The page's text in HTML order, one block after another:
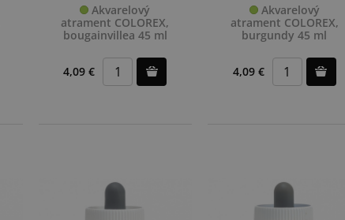
Akvarelový
atrament COLOREX,
bougainvillea 45 ml
4,09 €
Akvarelový
atrament COLOREX,
burgundy 45 ml
4,09 €